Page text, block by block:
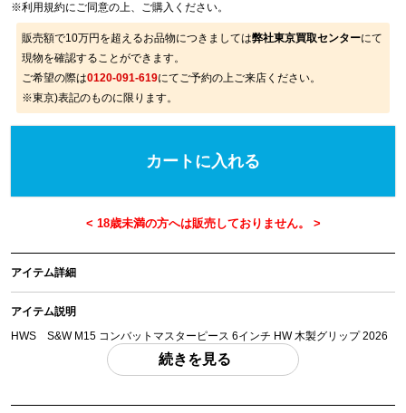
※利用規約にご同意の上、ご購入ください。
販売額で10万円を超えるお品物につきましては弊社東京買取センターにて
現物を確認することができます。
ご希望の際は0120-091-619にてご予約の上ご来店ください。
※東京)表記のものに限ります。
カートに入れる
アイテム詳細
アイテム説明
HWS S&W M15 コンバットマスターピース 6インチ HW 木製グリップ 2026
年モデル モデルガン
「付属品」・・・ 写真に写っているものが全てです。 （撮影、運搬備品は除
続きを見る